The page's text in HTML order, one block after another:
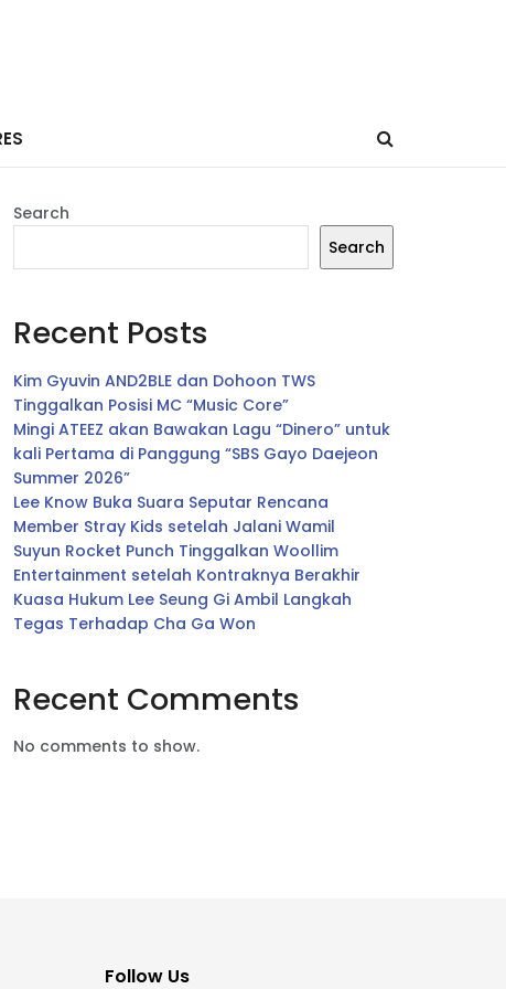
Search
Search
Recent Posts
Kim Gyuvin AND2BLE dan Dohoon TWS
Tinggalkan Posisi MC “Music Core”
Mingi ATEEZ akan Bawakan Lagu “Dinero” untuk
kali Pertama di Panggung “SBS Gayo Daejeon
Summer 2026”
Lee Know Buka Suara Seputar Rencana
Member Stray Kids setelah Jalani Wamil
Suyun Rocket Punch Tinggalkan Woollim
Entertainment setelah Kontraknya Berakhir
Kuasa Hukum Lee Seung Gi Ambil Langkah
Tegas Terhadap Cha Ga Won
Recent Comments
No comments to show.
Follow Us